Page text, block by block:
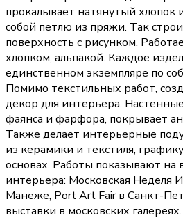
прокалывает натянутый хлопок
собой петлю из пряжи. Так
поверхность с рисунком.
хлопком, альпакой. Каждое
единственном экземпляре по
Помимо текстильных работ,
декор для интерьера.
фаянса и фарфора, покрывает
Также делает интерьерные
из керамики и текстиля,
основах. Работы показывают на
интерьера: Московская Неделя
Манеже, Port Art Fair в Санкт-
выставки в московских галереях.